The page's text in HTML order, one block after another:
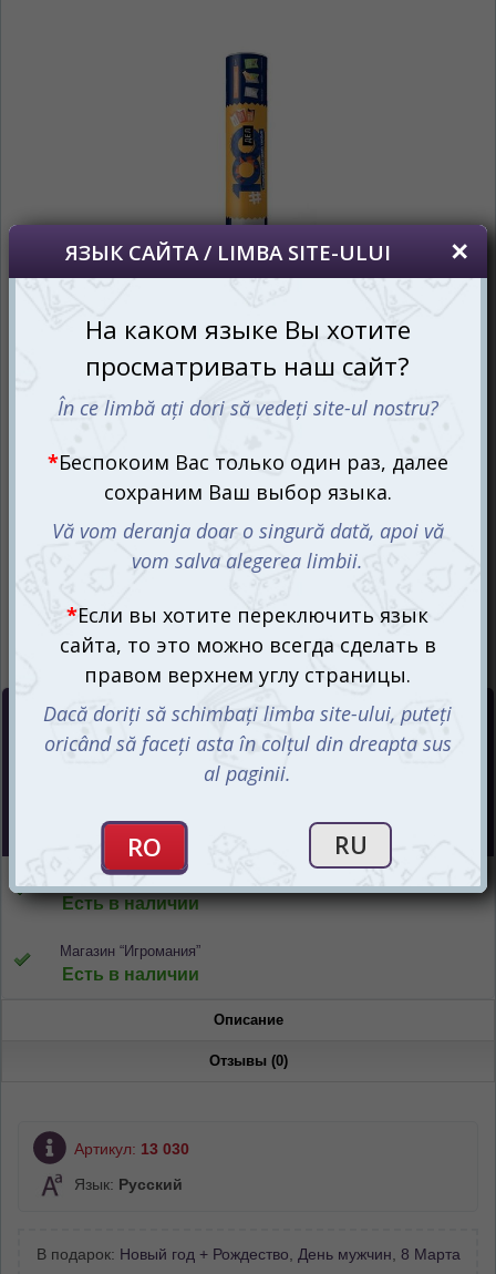
Цена :
235mdl
Интернет-магазин
Есть в наличии
Магазин “Игромания”
Есть в наличии
Описание
Отзывы (0)
Артикул: 13 030
Язык: Русский
В подарок: Новый год + Рождество День мужчин 8 Марта
vom salva alegerea limbii.
Если вы хотите переключить язык
сайта, то это можно всегда сделать в
правом верхнем углу страницы.
Dacă doriți să schimbați limba site-ului, puteți
oricând să faceți asta în colțul din dreapta sus
RO RU